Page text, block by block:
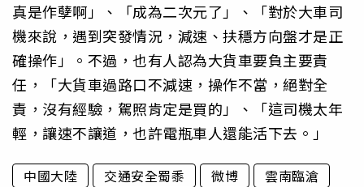
真是作孽啊」、「成為二次元了」、「對於大車司
機來說，遇到突發情況，減速、扶穩方向盤才是正
確操作」。不過，也有人認為大貨車要負主要責
任，「大貨車過路口不減速，操作不當，絕對全
責，沒有經驗，駕照肯定是買的」、「這司機太年
輕，讓速不讓道，也許電瓶車人還能活下去。」
中國大陸 交通安全蜀黍 微博
雲南臨滄